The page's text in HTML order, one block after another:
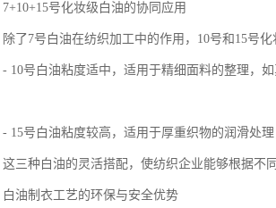
7+10+15号化妆级白油的协同应用
除了7号白油在纺织加工中的作用，10号和15号
- 10号白油粘度适中，适用于精细面料的整理，
- 15号白油粘度较高，适用于厚重织物的润滑处
这三种白油的灵活搭配，使纺织企业能够根据不
白油制衣工艺的环保与安全优势